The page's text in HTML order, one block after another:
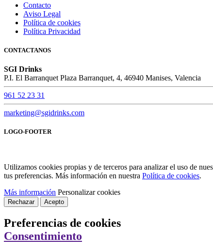
Contacto
Aviso Legal
Política de cookies
Política Privacidad
CONTACTANOS
SGI Drinks
P.I. El Barranquet Plaza Barranquet, 4, 46940 Manises, Valencia
961 52 23 31
marketing@sgidrinks.com
LOGO-FOOTER
Utilizamos cookies propias y de terceros para analizar el uso de
tus preferencias. Más información en nuestra Política de cookies.
Más información Personalizar cookies
Rechazar Acepto
Preferencias de cookies
Consentimiento